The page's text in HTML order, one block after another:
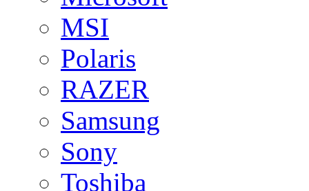
MSI
Polaris
RAZER
Samsung
Sony
Toshiba